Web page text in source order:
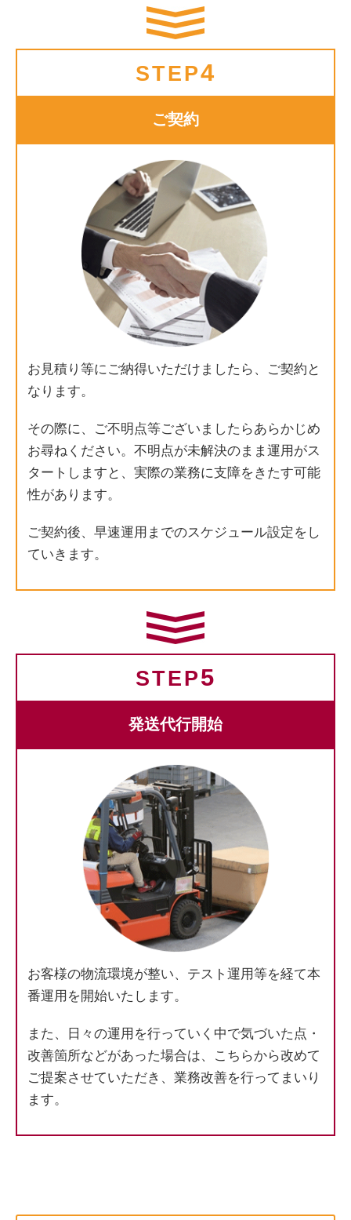
STEP4
ご契約
お見積り等にご納得いただけましたら、ご契約と
なります。
その際に、ご不明点等ございましたらあらかじめ
お尋ねください。不明点が未解決のまま運用がス
タートしますと、実際の業務に支障をきたす可能
性があります。
ご契約後、早速運用までのスケジュール設定をし
ていきます。
STEP5
発送代行開始
お客様の物流環境が整い、テスト運用等を経て本
番運用を開始いたします。
また、日々の運用を行っていく中で気づいた点・
改善箇所などがあった場合は、こちらから改めて
ご提案させていただき、業務改善を行ってまいり
ます。